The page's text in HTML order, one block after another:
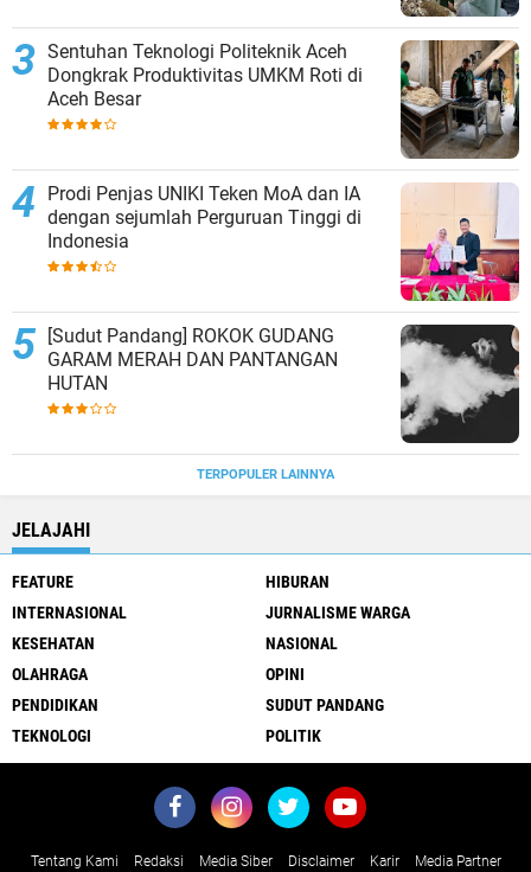
Sentuhan Teknologi Politeknik Aceh
Dongkrak Produktivitas UMKM Roti di
Aceh Besar
Prodi Penjas UNIKI Teken MoA dan IA
dengan sejumlah Perguruan Tinggi di
Indonesia
[Sudut Pandang] ROKOK GUDANG
GARAM MERAH DAN PANTANGAN
HUTAN
TERPOPULER LAINNYA
JELAJAHI
FEATURE
HIBURAN
INTERNASIONAL
JURNALISME WARGA
KESEHATAN
NASIONAL
OLAHRAGA
OPINI
PENDIDIKAN
SUDUT PANDANG
TEKNOLOGI
POLITIK
Tentang Kami Redaksi Media Siber Disclaimer Karir Media Partner